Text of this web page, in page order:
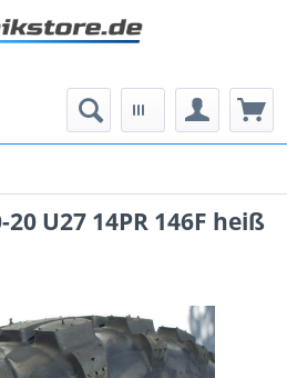
U27 14PR 146F heiß